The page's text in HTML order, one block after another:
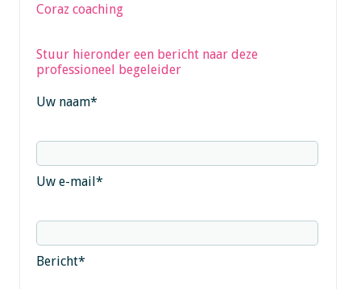
Coraz coaching
Stuur hieronder een bericht naar deze
professioneel begeleider
Uw naam*
Uw e-mail*
Bericht*